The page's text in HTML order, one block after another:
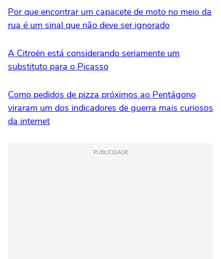
Por que encontrar um capacete de moto no meio da
rua é um sinal que não deve ser ignorado
A Citroën está considerando seriamente um
substituto para o Picasso
Como pedidos de pizza próximos ao Pentágono
viraram um dos indicadores de guerra mais curiosos
da internet
PUBLICIDADE